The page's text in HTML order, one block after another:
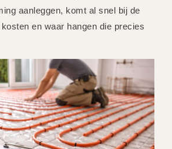
aanleggen, komt al snel bij de
en waar hangen die precies